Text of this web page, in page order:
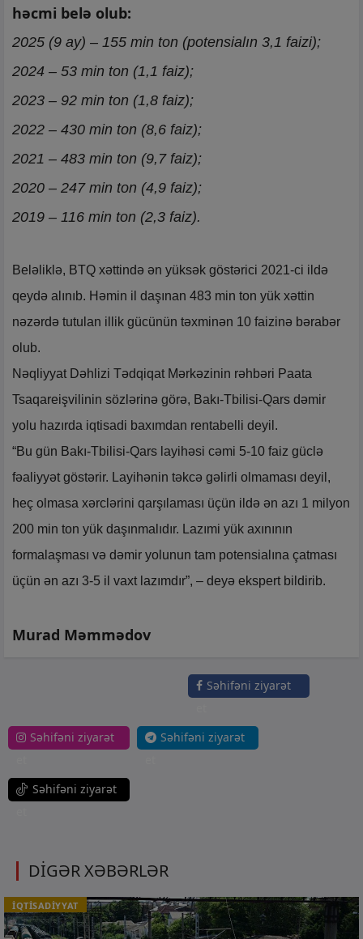
həcmi belə olub:
2025 (9 ay) – 155 min ton (potensialın 3,1 faizi);
2024 – 53 min ton (1,1 faiz);
2023 – 92 min ton (1,8 faiz);
2022 – 430 min ton (8,6 faiz);
2021 – 483 min ton (9,7 faiz);
2020 – 247 min ton (4,9 faiz);
2019 – 116 min ton (2,3 faiz).
Beləliklə, BTQ xəttində ən yüksək göstərici 2021-ci ildə
qeydə alınıb. Həmin il daşınan 483 min ton yük xəttin
nəzərdə tutulan illik gücünün təxminən 10 faizinə bərabər
olub.
Nəqliyyat Dəhlizi Tədqiqat Mərkəzinin rəhbəri Paata
Tsaqareişvilinin sözlərinə görə, Bakı-Tbilisi-Qars dəmir
yolu hazırda iqtisadi baxımdan rentabelli deyil.
“Bu gün Bakı-Tbilisi-Qars layihəsi cəmi 5-10 faiz güclə
fəaliyyət göstərir. Layihənin təkcə gəlirli olmaması deyil,
heç olmasa xərclərini qarşılaması üçün ildə ən azı 1 milyon
200 min ton yük daşınmalıdır. Lazımi yük axınının
formalaşması və dəmir yolunun tam potensialına çatması
üçün ən azı 3-5 il vaxt lazımdır”, – deyə ekspert bildirib.
Murad Məmmədov
Səhifəni ziyarət
Səhifəni ziyarət
Səhifəni ziyarət
Səhifəni ziyarət
DİGƏR XƏBƏRLƏR
İQTİSADİYYAT